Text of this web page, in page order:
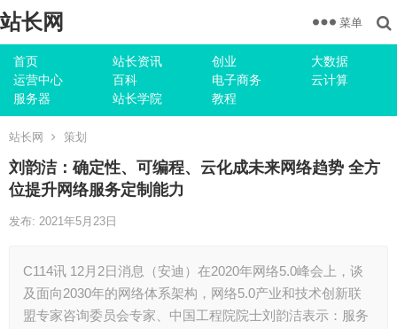
站长网
首页 站长资讯 创业
大数据
运营中心
百科 电子商务
云计算
服务器
站长学院 教程
菜单
站长网 策划
刘韵洁：确定性、可编程、云化成未来网络趋势 全方
位提升网络服务定制能力
发布: 2021年5月23日
C114讯 12月2日消息（安迪）在2020年网络5.0峰会上，谈
及面向2030年的网络体系架构，网络5.0产业和技术创新联
盟专家咨询委员会专家、中国工程院院士刘韵洁表示：服务